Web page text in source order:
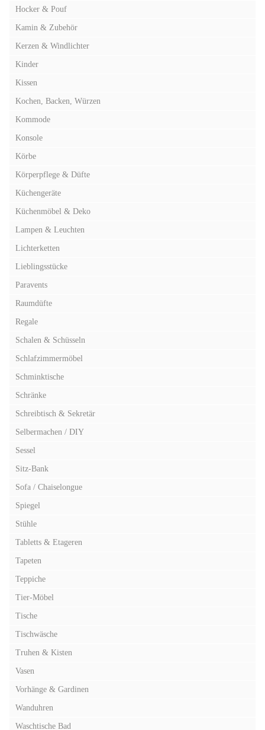
Hocker & Pouf
Kamin & Zubehör
Kerzen & Windlichter
Kinder
Kissen
Kochen, Backen, Würzen
Kommode
Konsole
Körbe
Körperpflege & Düfte
Küchengeräte
Küchenmöbel & Deko
Lampen & Leuchten
Lichterketten
Lieblingsstücke
Paravents
Raumdüfte
Regale
Schalen & Schüsseln
Schlafzimmermöbel
Schminktische
Schränke
Schreibtisch & Sekretär
Selbermachen / DIY
Sessel
Sitz-Bank
Sofa / Chaiselongue
Spiegel
Stühle
Tabletts & Etageren
Tapeten
Teppiche
Tier-Möbel
Tische
Tischwäsche
Truhen & Kisten
Vasen
Vorhänge & Gardinen
Wanduhren
Waschtische Bad